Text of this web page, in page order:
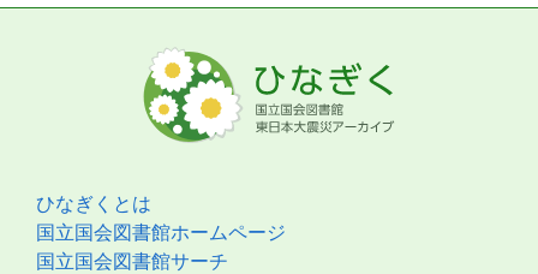
ひなぎくとは
国立国会図書館ホームページ
国立国会図書館サーチ